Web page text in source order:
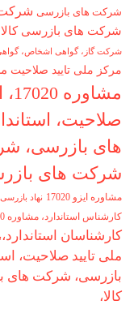
شرکت های بازرسی شرکت
شرکت های بازرسی کالا
شرکت گاز، گواهی اشخاص، گواهی 17024، مشاوره
مرکز ملی تایید صلاحیت
های بازرسی،
شرکت های
مشاوره ایزو 17020 نهاد بازرسی
کارشناس استاندارد، مشاوره 17020، ایزو 17020،استاندارد
بازرسی، شرکت های
کالا،